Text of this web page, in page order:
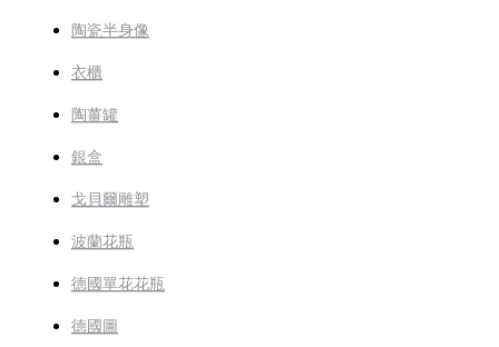
陶瓷半身像
衣櫃
陶薑罐
銀盒
戈貝爾雕塑
波蘭花瓶
德國單花花瓶
德國圖